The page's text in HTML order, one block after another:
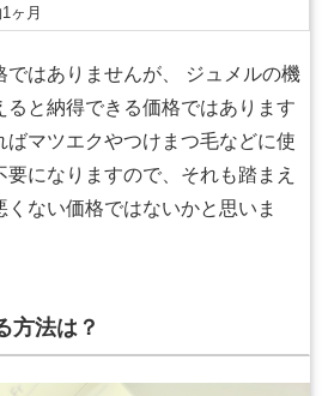
ヶ月
ではありませんが、 ジュメルの機
と納得できる価格ではあります
ばマツエクやつけまつ毛などに使
になりますので、それも踏まえ
ない価格ではないかと思いま
方法は？